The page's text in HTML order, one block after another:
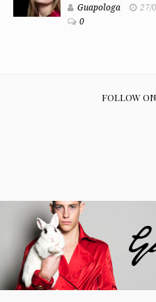
Guapologa 27/
0
FOLLOW